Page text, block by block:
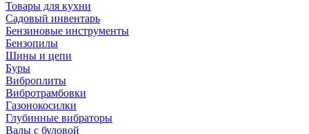
Товары для кухни
Садовый инвентарь
Бензиновые инструменты
Бензопилы
Шины и цепи
Буры
Виброплиты
Вибротрамбовки
Газонокосилки
Глубинные вибраторы
Валы с буловой